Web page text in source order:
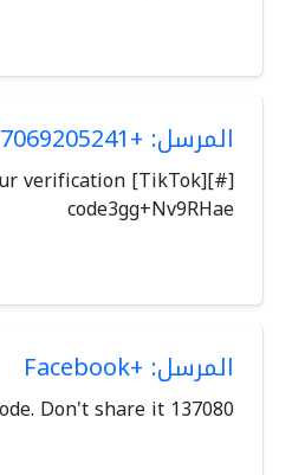
المرسل: +17069205241
is your verification
code3gg+Nv9RHae
المرسل: +Facebook
137080 is your Instagram code. Don't share it.